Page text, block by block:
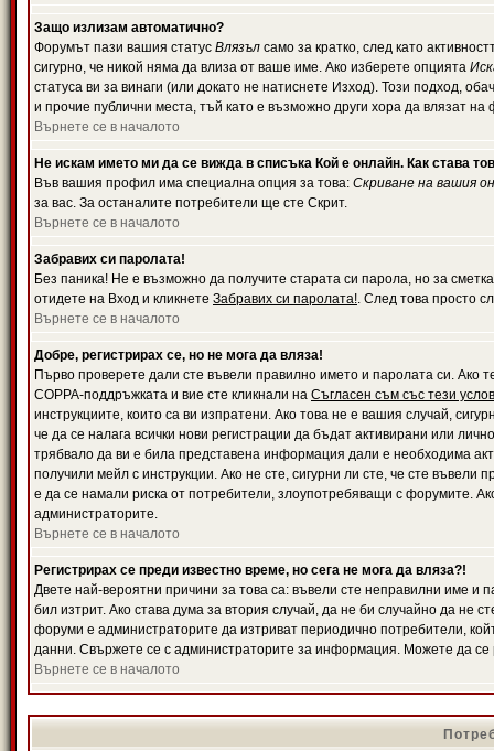
Защо излизам автоматично?
Форумът пази вашия статус Влязъл само за кратко, след като
сигурно, че никой няма да влиза от ваше име. Ако изберете опцията
статуса ви за винаги (или докато не натиснете Изход). Този подход,
и прочие публични места, тъй като е възможно други хора да влязат
Върнете се в началото
Не искам името ми да се вижда в списъка Кой е онлайн. Как става
Във вашия профил има специална опция за това: Скриване на вашия
за вас. За останалите потребители ще сте Скрит.
Върнете се в началото
Забравих си паролата!
Без паника! Не е възможно да получите старата си парола, но за
отидете на Вход и кликнете Забравих си паролата!. След това просто
Върнете се в началото
Добре, регистрирах се, но не мога да вляза!
Първо проверете дали сте въвели правилно името и паролата си. Ако
COPPA-поддръжката и вие сте кликнали на Съгласен съм със тези
инструкциите, които са ви изпратени. Ако това не е вашия случай,
че да се налага всички нови регистрации да бъдат активирани или
трябвало да ви е била представена информация дали е необходима
получили мейл с инструкции. Ако не сте, сигурни ли сте, че сте
е да се намали риска от потребители, злоупотребяващи с форумите.
администраторите.
Върнете се в началото
Регистрирах се преди известно време, но сега не мога да вляза?!
Двете най-вероятни причини за това са: въвели сте неправилни име и
бил изтрит. Ако става дума за втория случай, да не би случайно да
форуми е администраторите да изтриват периодично потребители,
данни. Свържете се с администраторите за информация. Можете да се
Върнете се в началото